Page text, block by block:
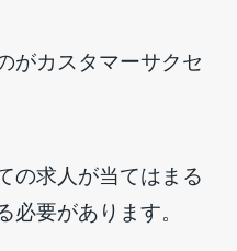
がカスタマーサクセ
の求人が当てはまる
必要があります。